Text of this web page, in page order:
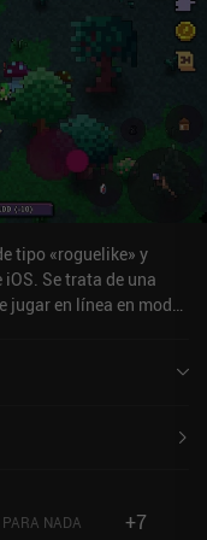
tipo «roguelike» y
Se trata de una
en línea en modo
de 3,9
PARA NADA +7